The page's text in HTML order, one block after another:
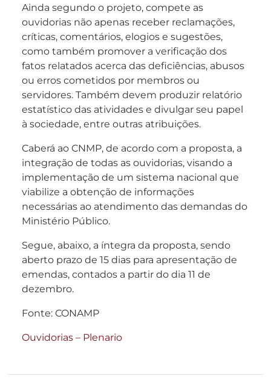
Ainda segundo o projeto, compete as
ouvidorias não apenas receber reclamações,
críticas, comentários, elogios e sugestões,
como também promover a verificação dos
fatos relatados acerca das deficiências, abusos
ou erros cometidos por membros ou
servidores. Também devem produzir relatório
estatístico das atividades e divulgar seu papel
à sociedade, entre outras atribuições.
Caberá ao CNMP, de acordo com a proposta, a
integração de todas as ouvidorias, visando a
implementação de um sistema nacional que
viabilize a obtenção de informações
necessárias ao atendimento das demandas do
Ministério Público.
Segue, abaixo, a íntegra da proposta, sendo
aberto prazo de 15 dias para apresentação de
emendas, contados a partir do dia 11 de
dezembro.
Fonte: CONAMP
Ouvidorias – Plenario